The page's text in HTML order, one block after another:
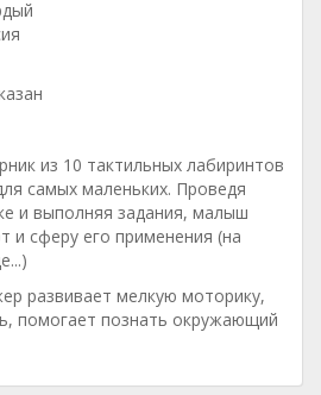
из 10 тактильных лабиринтов
самых маленьких. Проведя
и выполняя задания, малыш
и сферу его применения (на
развивает мелкую моторику,
помогает познать окружающий